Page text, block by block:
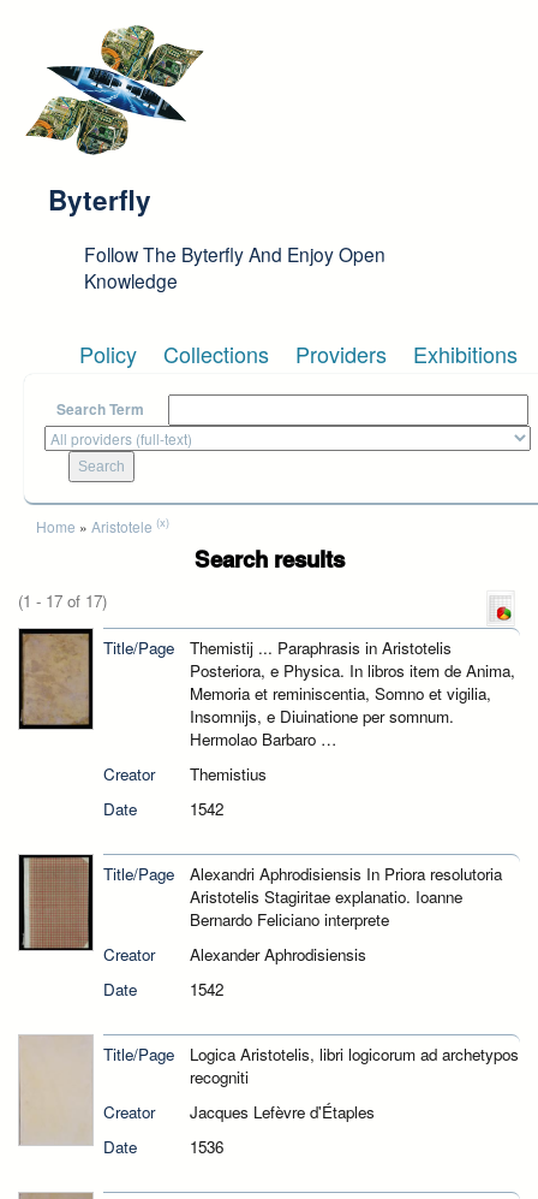
Byterfly
Follow The Byterfly And Enjoy Open
Knowledge
Policy Collections Providers Exhibitions
Search Term
You are here
Home » Aristotele (x)
Search results
(1 - 17 of 17)
Title/Page
Themistij ... Paraphrasis in Aristotelis
Posteriora, e Physica. In libros item de Anima,
Memoria et reminiscentia, Somno et vigilia,
Insomnijs, e Diuinatione per somnum.
Hermolao Barbaro …
Creator
Themistius
Date
1542
Title/Page
Alexandri Aphrodisiensis In Priora resolutoria
Aristotelis Stagiritae explanatio. Ioanne
Bernardo Feliciano interprete
Creator
Alexander Aphrodisiensis
Date
1542
Title/Page
Logica Aristotelis, libri logicorum ad archetypos
recogniti
Creator
Jacques Lefèvre d'Étaples
Date
1536